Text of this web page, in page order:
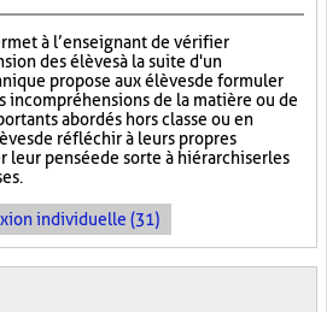
à l’enseignant de vérifier
des élèves à la suite d'un
propose aux élèves de formuler
incompréhensions de la matière ou de
abordés hors classe ou en
de réfléchir à leurs propres
pensée de sorte à hiérarchiser les
individuelle (31)